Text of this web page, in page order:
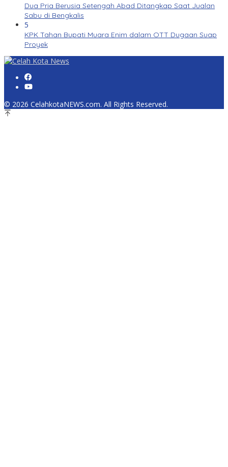
Dua Pria Berusia Setengah Abad Ditangkap Saat Jualan
Sabu di Bengkalis
5
KPK Tahan Bupati Muara Enim dalam OTT Dugaan Suap
Proyek
© 2026 CelahkotaNEWS.com. All Rights Reserved.